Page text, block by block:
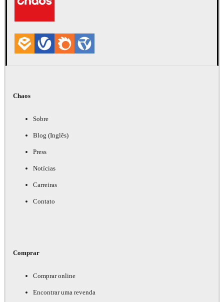
Biblioteca de materiais fotorrealistas
& serviço de digitalização Chaos
Chaos
Sobre
Blog (Inglês)
Press
Notícias
Carreiras
Contato
Comprar
Comprar online
Encontrar uma revenda